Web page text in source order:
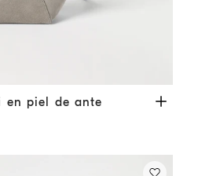
piel de ante Khaki
en piel de ante